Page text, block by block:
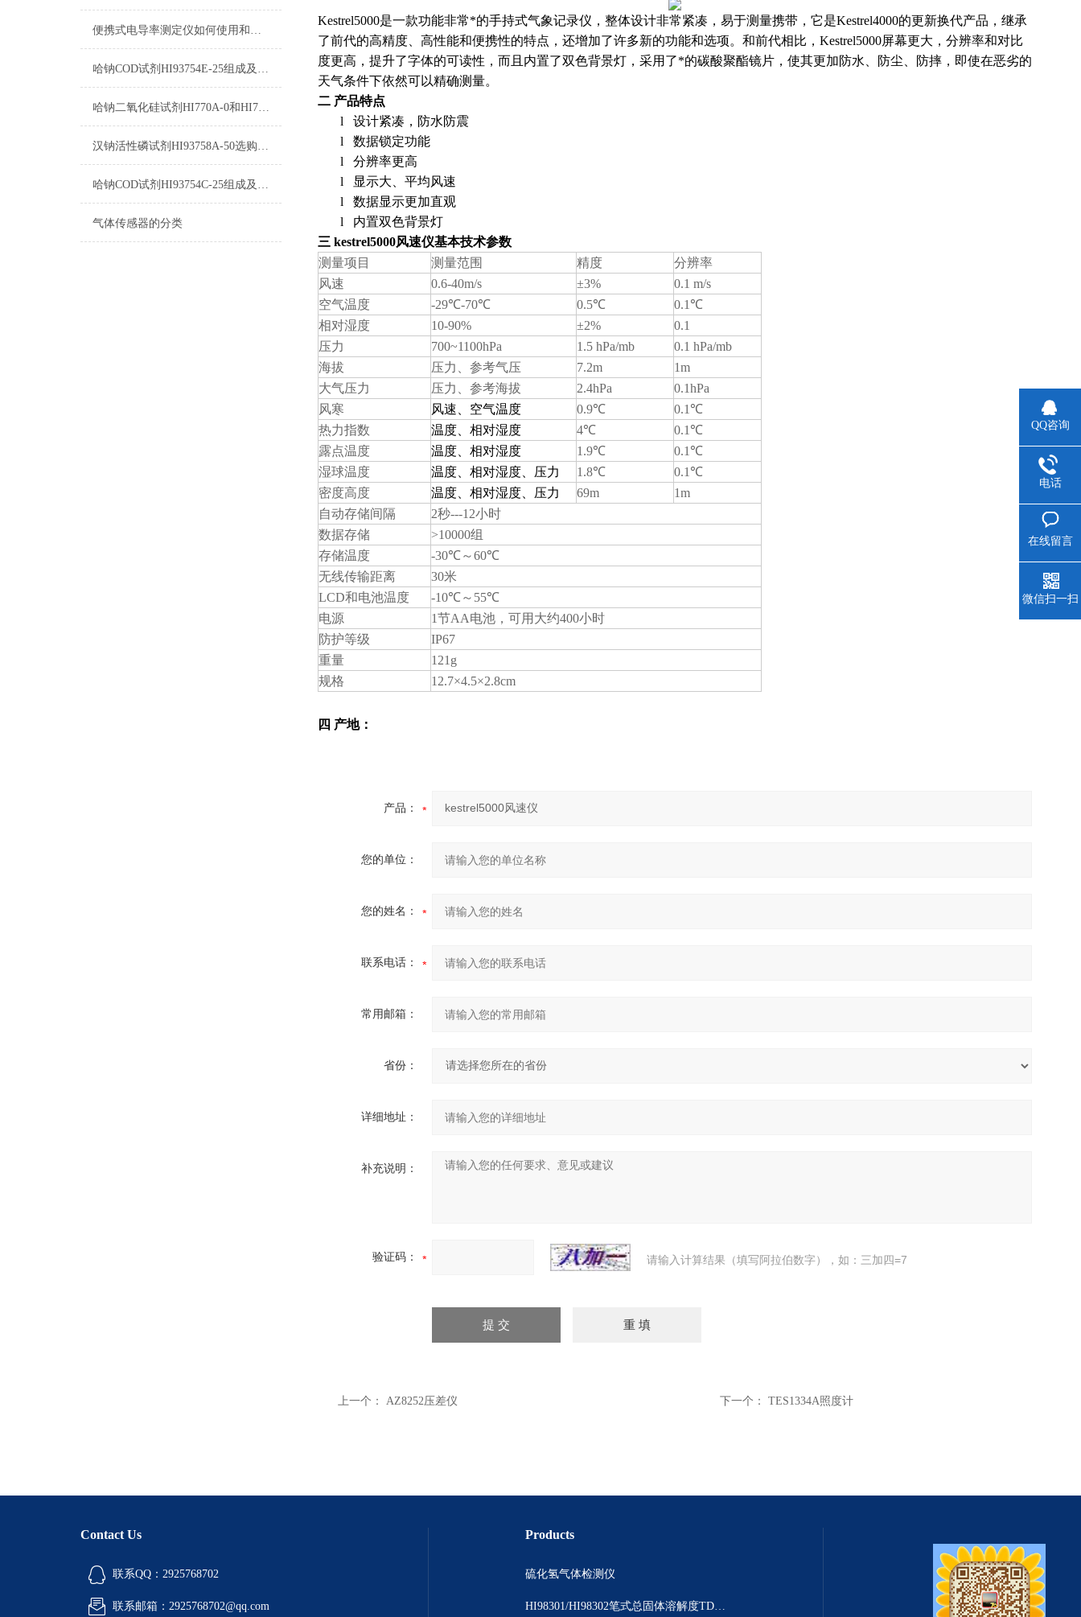
便携式电导率测定仪如何使用和校准？
哈钠COD试剂HI93754E-25组成及测量范围
哈钠二氧化硅试剂HI770A-0和HI770B-0测量原理
汉钠活性磷试剂HI93758A-50选购指南
哈钠COD试剂HI93754C-25组成及测量范围
气体传感器的分类
Kestrel5000是一款功能非常*的手持式气象记录仪，整体设计非常紧凑，易于测量携带，它是Kestrel4000的更新换代产品，继承
了前代的高精度、高性能和便携性的特点，还增加了许多新的功能和选项。和前代相比，Kestrel5000屏幕更大，分辨率和对比
度更高，提升了字体的可读性，而且内置了双色背景灯，采用了*的碳酸聚酯镜片，使其更加防水、防尘、防摔，即使在恶劣的
天气条件下依然可以精确测量。
二 产品特点
l
设计紧凑，防水防震
l
数据锁定功能
l
分辨率更高
l
显示大、平均风速
l
数据显示更加直观
l
内置双色背景灯
三 kestrel5000风速仪基本技术参数
测量项目
测量范围 精度
分辨率
风速
0.6-40m/s ±3%
0.1 m/s
空气温度
-29℃-70℃ 0.5℃ 0.1 ℃
相对湿度
10-90% ±2%
0.1
压力
700~1100hPa 1.5 hPa/mb
0.1 hPa/mb
海拔
压力、参考气压 7.2m
1m
大气压力
压力、参考海拔 2.4hPa
0.1hPa
风寒
风速、空气温度 0.9℃ 0.1 ℃
热力指数
温度、相对湿度 4℃ 0.1 ℃
露点温度
温度、相对湿度 1.9℃ 0.1 ℃
湿球温度
温度、相对湿度、压力 1.8℃ 0.1 ℃
密度高度
温度、相对湿度、压力 69m
1m
自动存储间隔
2秒---12小时
数据存储
>10000组
存储温度
-30℃～60℃
无线传输距离
30米
LCD和电池温度 -10℃～ 55℃
电源
1节AA电池，可用大约400小时
防护等级
IP67
重量
121g
规格
12.7×4.5×2.8cm
四 产地：
产品：
您的单位：
您的姓名：
联系电话：
常用邮箱：
省份：
详细地址：
补充说明：
验证码： 请输入计算结果（填写阿拉伯数字），如：三加四=7
上一个： AZ8252压差仪 下一个： TES1334A照度计
Contact Us
联系QQ：2925768702
联系邮箱：2925768702@qq.com
Products
硫化氢气体检测仪
HI98301/HI98302笔式总固体溶解度TDS测定仪
QQ咨询
电话
在线留言
微信扫一扫